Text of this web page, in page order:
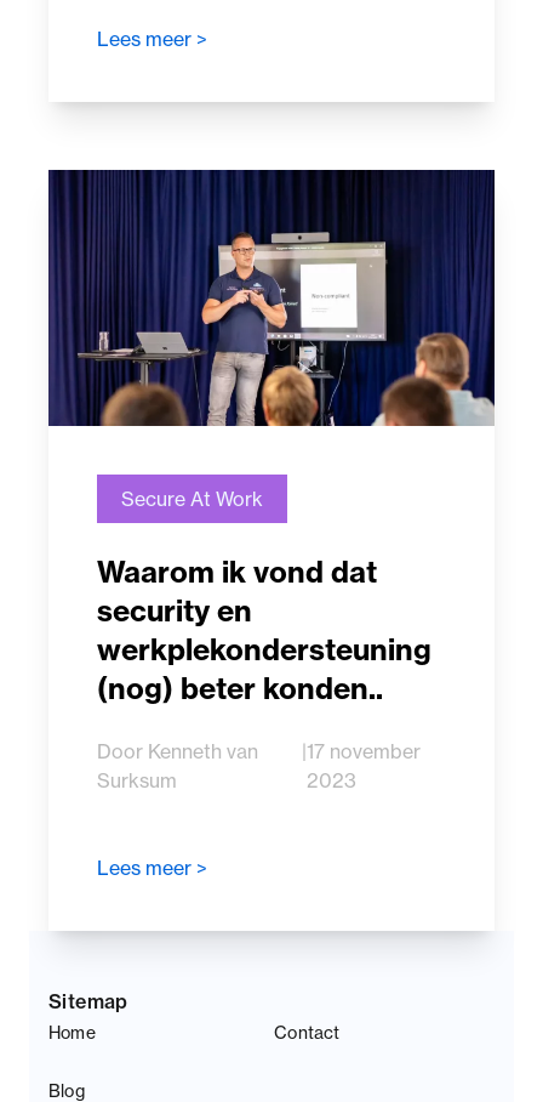
Lees meer >
Secure At Work
Waarom ik vond dat
security en
werkplekondersteuning
(nog) beter konden..
Door Kenneth van
Surksum
|17 november
2023
Lees meer >
Sitemap
Home
Blog
Contact